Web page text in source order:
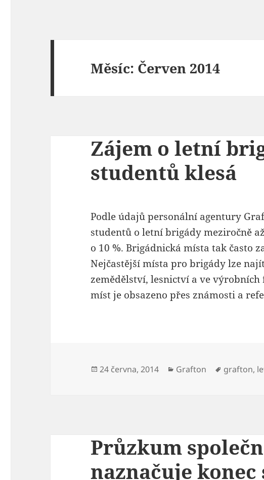
Měsíc: Červen 2014
Zájem o letní
studentů klesá
Podle údajů personální agentury
studentů o letní brigády meziročně až
o 10 %. Brigádnická místa tak často
Nejčastější místa pro brigády lze
zemědělství, lesnictví a ve
míst je obsazeno přes známosti a
Publikováno:
24 června, 2014 Rubriky:
Grafton Štítky:
grafton,
Průzkum
naznačuje